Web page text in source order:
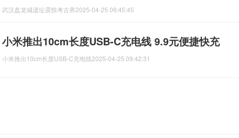
武汉盘龙城遗址震惊考古界2025-04-25 09:45:45
小米推出10cm长度USB-C充电线 9.9元便捷快充
小米推出10cm长度USB-C充电线2025-04-25 09:42:31